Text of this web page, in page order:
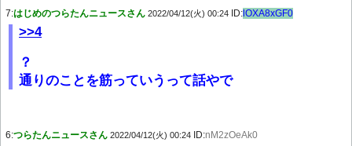
7:はじめのつらたんニュースさん 2022/04/12(火) 00:24 ID: lOXA8xGF0
>>4
？
通りのことを筋っていうって話やで
6:つらたんニュースさん 2022/04/12(火) 00:24 ID:nM2zOeAk0